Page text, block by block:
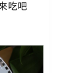
吃吧